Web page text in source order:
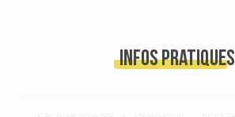
Infos pratiques